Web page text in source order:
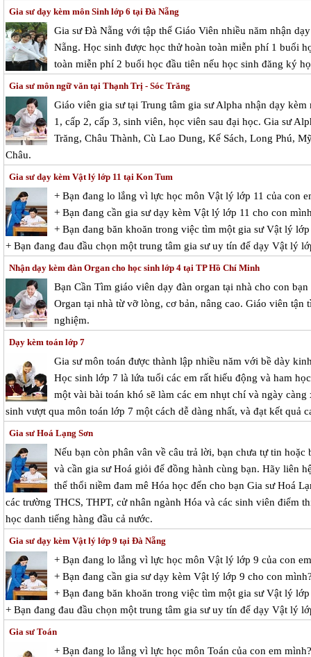
Gia sư dạy kèm môn Sinh lớp 6 tại Đà Nẵng
Gia sư Đà Nẵng với tập thể Giáo Viên nhiều năm nhận
Nẵng. Học sinh được học thử hoàn toàn miễn phí 1 buổi
toàn miễn phí 2 buổi học đầu tiên nếu học sinh đăng ký
Gia sư môn ngữ văn tại Thạnh Trị - Sóc Trăng
Giáo viên gia sư tại Trung tâm gia sư Alpha nhận dạy
1, cấp 2, cấp 3, sinh viên, học viên sau đại học. Gia sư
Trăng, Châu Thành, Cù Lao Dung, Kế Sách, Long Phú,
Châu.
Gia sư dạy kèm Vật lý lớp 11 tại Kon Tum
+ Bạn đang lo lắng vì lực học môn Vật lý lớp 11 của con
+ Bạn đang cần gia sư dạy kèm Vật lý lớp 11 cho con
+ Bạn đang băn khoăn trong việc tìm một gia sư Vật lý
+ Bạn đang đau đầu chọn một trung tâm gia sư uy tín để dạy Vật lý
Nhận dạy kèm đàn Organ cho học sinh lớp 4 tại TP Hồ Chí Minh
Bạn Cần Tìm giáo viên dạy đàn organ tại nhà cho con
Organ tại nhà từ vỡ lòng, cơ bản, nâng cao. Giáo viên
nghiệm.
Dạy kèm toán lớp 7
Gia sư môn toán được thành lập nhiều năm với bề dày
Học sinh lớp 7 là lứa tuổi các em rất hiếu động và ham
một vài bài toán khó sẽ làm các em nhụt chí và ngày
sinh vượt qua môn toán lớp 7 một cách dễ dàng nhất, và đạt kết quả
Gia sư Hoá Lạng Sơn
Nếu bạn còn phân vân về câu trả lời, bạn chưa tự tin
và cần gia sư Hoá giỏi để đồng hành cùng bạn. Hãy liên
thể thổi niềm đam mê Hóa học đến cho bạn Gia sư Hoá
các trường THCS, THPT, cử nhân ngành Hóa và các sinh viên điểm
học danh tiếng hàng đầu cả nước.
Gia sư dạy kèm Vật lý lớp 9 tại Đà Nẵng
+ Bạn đang lo lắng vì lực học môn Vật lý lớp 9 của con
+ Bạn đang cần gia sư dạy kèm Vật lý lớp 9 cho con
+ Bạn đang băn khoăn trong việc tìm một gia sư Vật lý
+ Bạn đang đau đầu chọn một trung tâm gia sư uy tín để dạy Vật lý
Gia sư Toán
+ Bạn đang lo lắng vì lực học môn Toán của con em mình?